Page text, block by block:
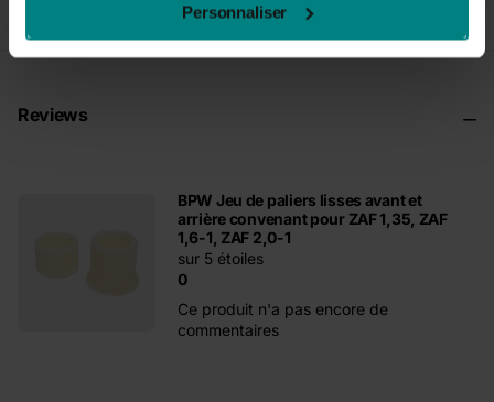
Personnaliser
Reviews
BPW Jeu de paliers lisses avant et
arrière convenant pour ZAF 1,35, ZAF
1,6-1, ZAF 2,0-1
0
sur 5 étoiles
Ce produit n'a pas encore de
commentaires